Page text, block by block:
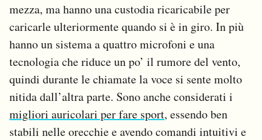
mezza, ma hanno una custodia ricaricabile per
caricarle ulteriormente quando si è in giro. In più
hanno un sistema a quattro microfoni e una
tecnologia che riduce un po’ il rumore del vento,
quindi durante le chiamate la voce si sente molto
nitida dall’altra parte. Sono anche considerati i
migliori auricolari per fare sport, essendo ben
stabili nelle orecchie e avendo comandi intuitivi e